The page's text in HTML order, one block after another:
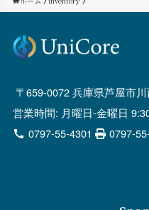
659-0072 兵庫県芦屋市
営業時間: 月曜日-金曜日
0797-55-4301
0797-